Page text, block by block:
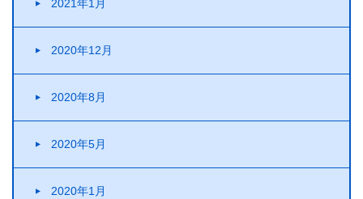
2021年1月
2020年12月
2020年8月
2020年5月
2020年1月